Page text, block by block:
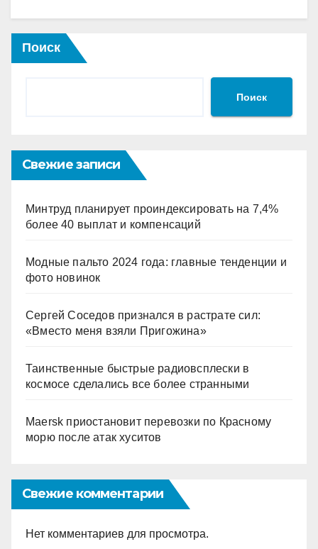
Поиск
Поиск
Свежие записи
Минтруд планирует проиндексировать на 7,4%
более 40 выплат и компенсаций
Модные пальто 2024 года: главные тенденции и
фото новинок
Сергей Соседов признался в растрате сил:
«Вместо меня взяли Пригожина»
Таинственные быстрые радиовсплески в
космосе сделались все более странными
Maersk приостановит перевозки по Красному
морю после атак хуситов
Свежие комментарии
Нет комментариев для просмотра.